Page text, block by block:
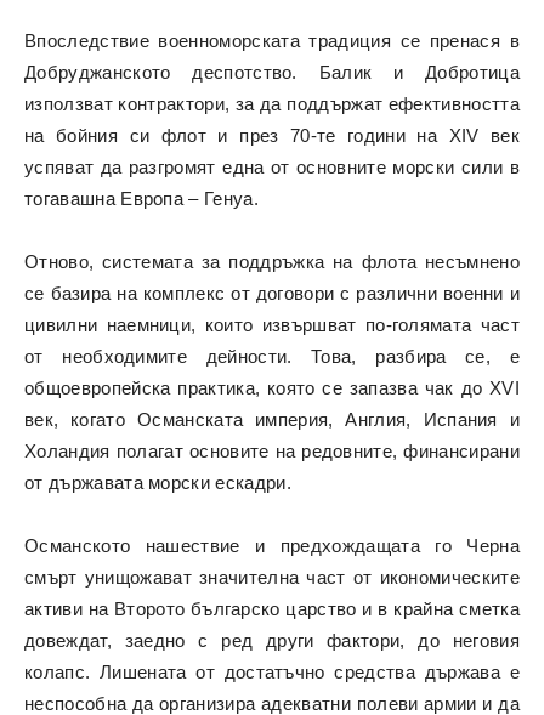
Впоследствие военноморската традиция се пренася в
Добруджанското деспотство. Балик и Добротица
използват контрактори, за да поддържат ефективността
на бойния си флот и през 70-те години на XIV век
успяват да разгромят една от основните морски сили в
тогавашна Европа – Генуа.
Отново, системата за поддръжка на флота несъмнено
се базира на комплекс от договори с различни военни и
цивилни наемници, които извършват по-голямата част
от необходимите дейности. Това, разбира се, е
общоевропейска практика, която се запазва чак до XVI
век, когато Османската империя, Англия, Испания и
Холандия полагат основите на редовните, финансирани
от държавата морски ескадри.
Османското нашествие и предхождащата го Черна
смърт унищожават значителна част от икономическите
активи на Второто българско царство и в крайна сметка
довеждат, заедно с ред други фактори, до неговия
колапс. Лишената от достатъчно средства държава е
неспособна да организира адекватни полеви армии и да